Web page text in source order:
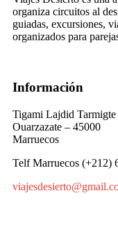
organiza circuitos al
guiadas, excursiones,
organizados para
Información
Tigami Lajdid Tarmigte
Ouarzazate – 45000
Marruecos
Telf Marruecos (+212)